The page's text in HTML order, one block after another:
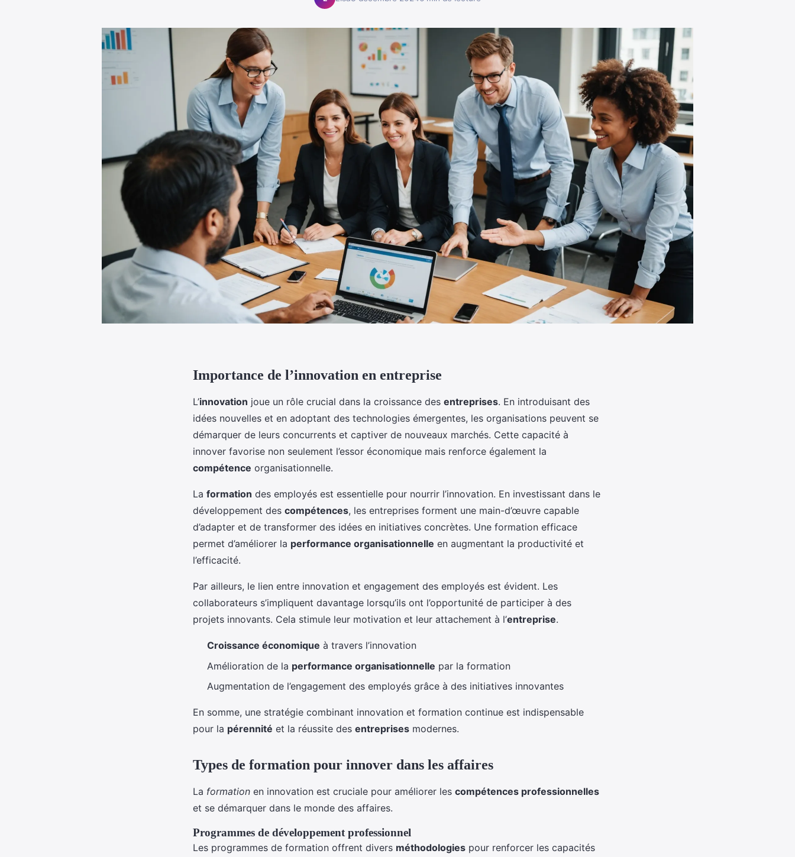
Importance de l’innovation en entreprise
L’innovation joue un rôle crucial dans la croissance des entreprises. En introduisant des
idées nouvelles et en adoptant des technologies émergentes, les organisations peuvent se
démarquer de leurs concurrents et captiver de nouveaux marchés. Cette capacité à
innover favorise non seulement l’essor économique mais renforce également la
compétence organisationnelle.
La formation des employés est essentielle pour nourrir l’innovation. En investissant dans le
développement des compétences, les entreprises forment une main-d’œuvre capable
d’adapter et de transformer des idées en initiatives concrètes. Une formation efficace
permet d’améliorer la performance organisationnelle en augmentant la productivité et
l’efficacité.
Par ailleurs, le lien entre innovation et engagement des employés est évident. Les
collaborateurs s’impliquent davantage lorsqu’ils ont l’opportunité de participer à des
projets innovants. Cela stimule leur motivation et leur attachement à l’entreprise.
Croissance économique à travers l’innovation
Amélioration de la performance organisationnelle par la formation
Augmentation de l’engagement des employés grâce à des initiatives innovantes
En somme, une stratégie combinant innovation et formation continue est indispensable
pour la pérennité et la réussite des entreprises modernes.
Types de formation pour innover dans les affaires
La formation en innovation est cruciale pour améliorer les compétences professionnelles
et se démarquer dans le monde des affaires.
Programmes de développement professionnel
Les programmes de formation offrent divers méthodologies pour renforcer les capacités